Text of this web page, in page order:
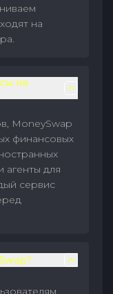
на
на
MoneySwap
финансовых
агенты для
сервис